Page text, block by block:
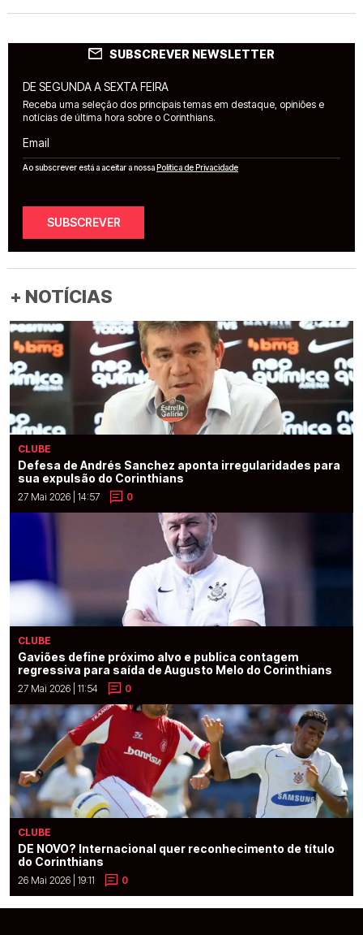
SUBSCREVER NEWSLETTER
DE SEGUNDA A SEXTA FEIRA
Receba uma seleção dos principais temas em destaque, opiniões e
notícias de última hora sobre o Corinthians.
Email
Ao subscrever está a aceitar a nossaPolítica de Privacidade
SUBSCREVER
+ NOTÍCIAS
CLUBE
Defesa de Andrés Sanchez aponta irregularidades para
sua expulsão do Corinthians
27 Mai 2026 | 14:57 0
CLUBE
Gaviões define próximo alvo e publica contagem
regressiva para saída de Augusto Melo do Corinthians
27 Mai 2026 | 11:54 0
CLUBE
DE NOVO? Internacional quer reconhecimento de título
do Corinthians
26 Mai 2026 | 19:11 0